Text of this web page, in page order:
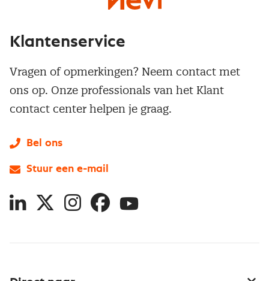
Klantenservice
Vragen of opmerkingen? Neem contact met
ons op. Onze professionals van het Klant
contact center helpen je graag.
Bel ons
Stuur een e-mail
LinkedIn
X InstagramFacebookYouTube